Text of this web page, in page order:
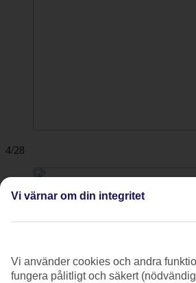
4/28
Vi värnar om din integritet
Vi använder cookies och andra
fungera pålitligt och säkert